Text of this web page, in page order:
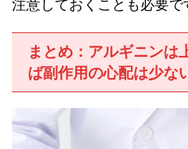
注意しておくことも必要で
まとめ：アルギニンは
ば副作用の心配は少な